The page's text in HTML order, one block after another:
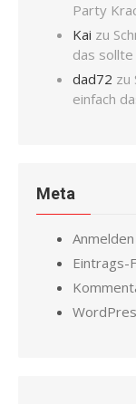
Party
Kai zu
das
dad72 zu
einfach
Meta
Anmelden
Eintrags-